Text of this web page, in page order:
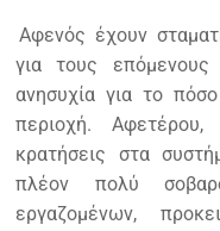
Αφενός έχουν
για τους
ανησυχία για το
περιοχή.
κρατήσεις στα
πλέον πολύ
εργαζομένων,